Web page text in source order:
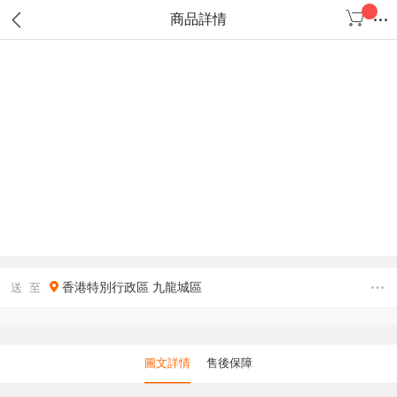
商品詳情
送 至 香港特別行政區 九龍城區
圖文詳情 售後保障